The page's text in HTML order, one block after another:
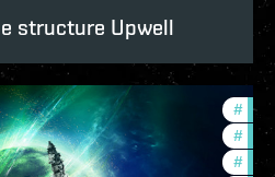
structure Upwell
#
#
#